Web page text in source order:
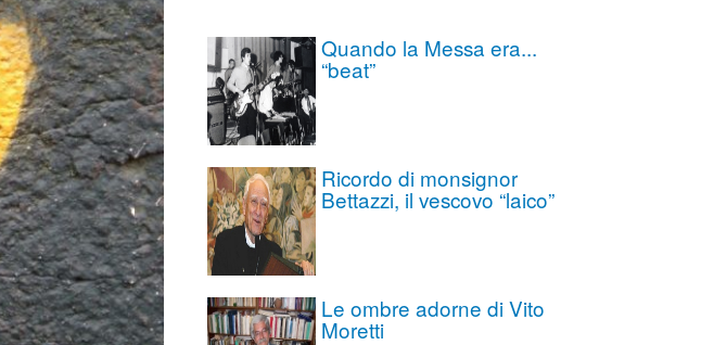
Quando la Messa era...
“beat”
Ricordo di monsignor
Bettazzi, il vescovo “laico”
Le ombre adorne di Vito
Moretti